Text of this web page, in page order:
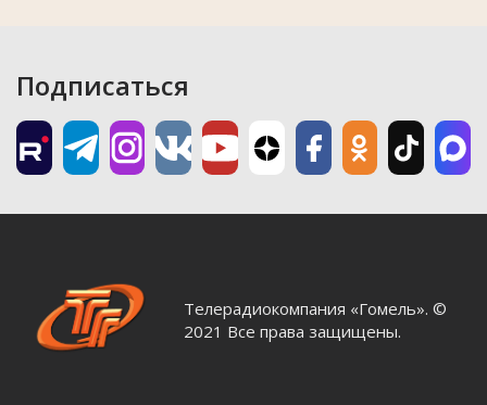
Подписаться
Телерадиокомпания «Гомель». ©
2021 Все права защищены.